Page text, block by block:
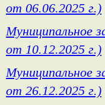
от 06.06.2025 г.)
Муниципальное
от 10.12.2025 г.)
Муниципальное
от 26.12.2025 г.)